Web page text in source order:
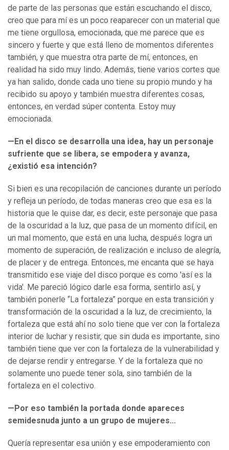
de parte de las personas que están escuchando el disco,
creo que para mí es un poco reaparecer con un material que
me tiene orgullosa, emocionada, que me parece que es
sincero y fuerte y que está lleno de momentos diferentes
también, y que muestra otra parte de mí, entonces, en
realidad ha sido muy lindo. Además, tiene varios cortes que
ya han salido, donde cada uno tiene su propio mundo y ha
recibido su apoyo y también muestra diferentes cosas,
entonces, en verdad súper contenta. Estoy muy
emocionada.
—En el disco se desarrolla una idea, hay un personaje
sufriente que se libera, se empodera y avanza,
¿existió esa intención?
Si bien es una recopilación de canciones durante un período
y refleja un período, de todas maneras creo que esa es la
historia que le quise dar, es decir, este personaje que pasa
de la oscuridad a la luz, que pasa de un momento difícil, en
un mal momento, que está en una lucha, después logra un
momento de superación, de realización e incluso de alegría,
de placer y de entrega. Entonces, me encanta que se haya
transmitido ese viaje del disco porque es como 'así es la
vida'. Me pareció lógico darle esa forma, sentirlo así, y
también ponerle “La fortaleza” porque en esta transición y
transformación de la oscuridad a la luz, de crecimiento, la
fortaleza que está ahí no solo tiene que ver con la fortaleza
interior de luchar y resistir, que sin duda es importante, sino
también tiene que ver con la fortaleza de la vulnerabilidad y
de dejarse rendir y entregarse. Y de la fortaleza que no
solamente uno puede tener sola, sino también de la
fortaleza en el colectivo.
—Por eso también la portada donde apareces
semidesnuda junto a un grupo de mujeres...
Quería representar esa unión y ese empoderamiento con